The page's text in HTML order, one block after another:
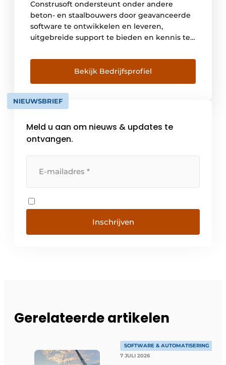
Construsoft ondersteunt onder andere
beton- en staalbouwers door geavanceerde
software te ontwikkelen en leveren,
uitgebreide support te bieden en kennis te
gedigitaliseerde bouwwereld met
gestroomlijnde ontwerp- en
bouwprocessen, optimale communicatie en
samenwerking. Construsoft levert in ruim 35
landen 3D BIM-software die de open BIM-
Bekijk Bedrijfsprofiel
NIEUWSBRIEF
Meld u aan om nieuws & updates te
ontvangen.
Inschrijven
Gerelateerde artikelen
SOFTWARE & AUTOMATISERING
7 JULI 2026